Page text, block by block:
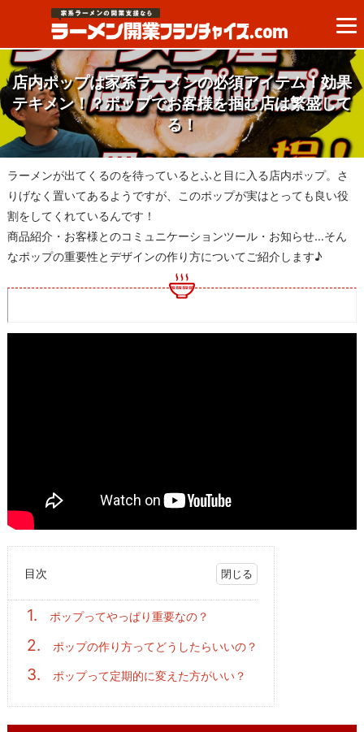
店内ポップは家系ラーメンの必須アイテム！効果
テキメン！？ポップでお客様を掴む店は繁盛して
る！
ラーメンが出てくるのを待っているとふと目に入る店内ポップ。さ
りげなく置いてあるようですが、このポップが実はとっても良い役
割をしてくれているんです！
商品紹介・お客様とのコミュニケーションツール・お知らせ…そん
なポップの重要性とデザインの作り方についてご紹介します♪
目次
1. ポップってやっぱり重要なの？
2. ポップの作り方ってどうしたらいいの？
3. ポップって定期的に変えた方がいい？